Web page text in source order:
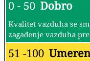
0 - 50 Dobro
Kvalitet vazduha se
zagađenje vazduha
51 -100